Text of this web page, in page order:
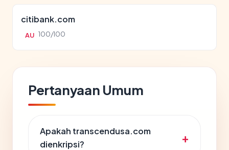
citibank.com
AU 100/100
Pertanyaan Umum
Apakah transcendusa.com
dienkripsi?